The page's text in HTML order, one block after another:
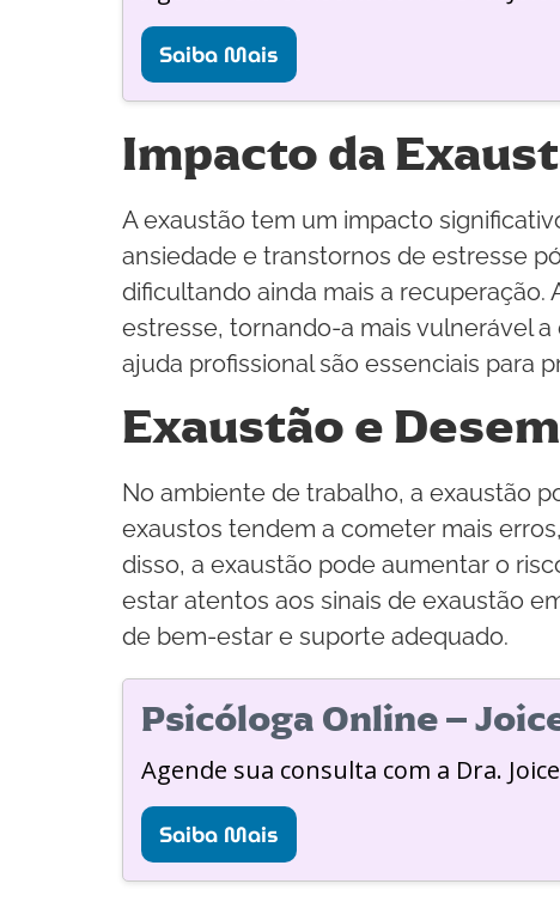
Saiba Mais
Impacto da
A exaustão tem um impacto
ansiedade e transtornos de estresse
dificultando ainda mais a
estresse, tornando-a mais vulnerável
ajuda profissional são essenciais para
Exaustão e
No ambiente de trabalho, a exaustão
exaustos tendem a cometer mais
disso, a exaustão pode aumentar o
estar atentos aos sinais de exaustão
de bem-estar e suporte adequado.
Psicóloga Online –
Agende sua consulta com a Dra.
Saiba Mais